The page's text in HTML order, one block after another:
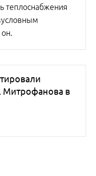
теплоснабжения
Митрофанова в